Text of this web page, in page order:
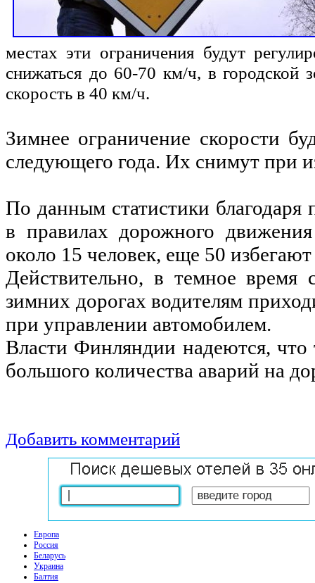
местах эти ограничения будут
снижаться до 60-70 км/ч, в городской
скорость в 40 км/ч.
Зимнее ограничение скорости
следующего года. Их снимут при
По данным статистики
в правилах дорожного
около 15 человек, еще 50
Действительно, в темное время
зимних дорогах водителям
при управлении автомобилем.
Власти Финляндии надеются, что
большого количества аварий на
Добавить комментарий
Европа
Россия
Беларусь
Украина
Балтия